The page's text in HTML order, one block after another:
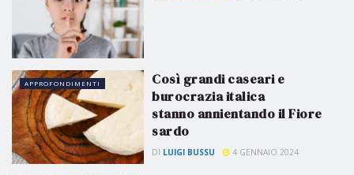
APPROFONDIMENTI
Così grandi caseari e
burocrazia italica
stanno annientando il Fiore
sardo
DI LUIGI BUSSU 4 GENNAIO 2024